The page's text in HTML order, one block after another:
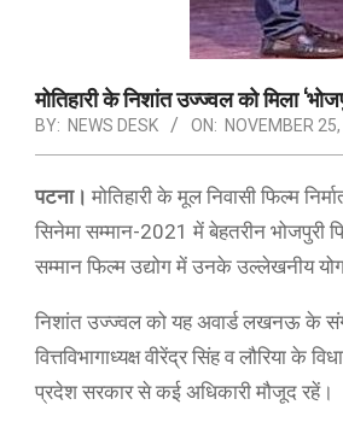
मोतिहारी के निशांत उज्ज्वल को मिला
BY: NEWS DESK ON: NOVEMBER
पटना। मोतिहारी के मूल निवासी फिल्म
सिनेमा सम्मान-2021 में बेहतरीन भोजपुरी
सम्मान फिल्म उद्योग में उनके उल्लेखनीय
निशांत उज्ज्वल को यह अवार्ड लखनऊ के
वित्तविभागाध्यक्ष वीरेंद्र सिंह व लौरिया
प्रदेश सरकार से कई अधिकारी मौजूद रहें।